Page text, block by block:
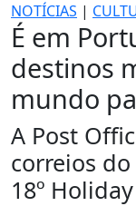
NOTÍCIAS |
É em
destinos
mundo
A Post
correios
18º